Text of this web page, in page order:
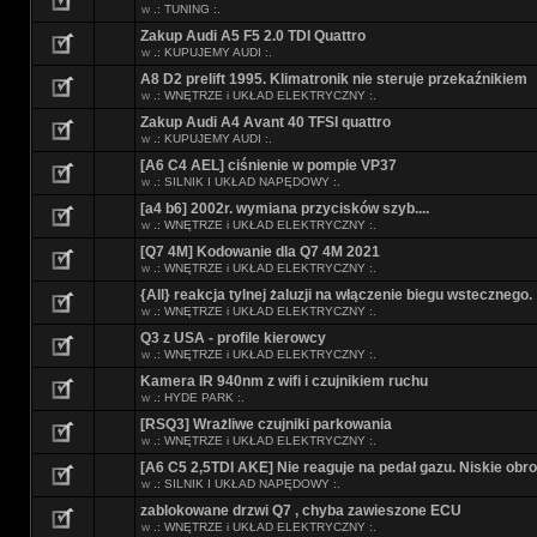
w .: TUNING :.
Zakup Audi A5 F5 2.0 TDI Quattro
w .: KUPUJEMY AUDI :.
A8 D2 prelift 1995. Klimatronik nie steruje przekaźnikiem
w .: WNĘTRZE i UKŁAD ELEKTRYCZNY :.
Zakup Audi A4 Avant 40 TFSI quattro
w .: KUPUJEMY AUDI :.
[A6 C4 AEL] ciśnienie w pompie VP37
w .: SILNIK I UKŁAD NAPĘDOWY :.
[a4 b6] 2002r. wymiana przycisków szyb....
w .: WNĘTRZE i UKŁAD ELEKTRYCZNY :.
[Q7 4M] Kodowanie dla Q7 4M 2021
w .: WNĘTRZE i UKŁAD ELEKTRYCZNY :.
{All} reakcja tylnej żaluzji na włączenie biegu wstecznego.
w .: WNĘTRZE i UKŁAD ELEKTRYCZNY :.
Q3 z USA - profile kierowcy
w .: WNĘTRZE i UKŁAD ELEKTRYCZNY :.
Kamera IR 940nm z wifi i czujnikiem ruchu
w .: HYDE PARK :.
[RSQ3] Wrażliwe czujniki parkowania
w .: WNĘTRZE i UKŁAD ELEKTRYCZNY :.
[A6 C5 2,5TDI AKE] Nie reaguje na pedał gazu. Niskie
w .: SILNIK I UKŁAD NAPĘDOWY :.
zablokowane drzwi Q7 , chyba zawieszone ECU
w .: WNĘTRZE i UKŁAD ELEKTRYCZNY :.